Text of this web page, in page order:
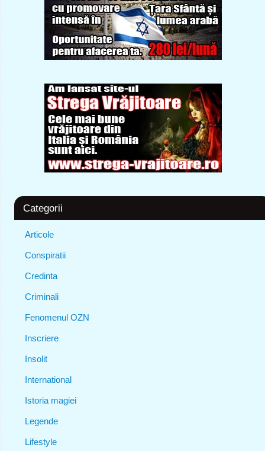
Categorii
Articole
Conspiratii
Credinta
Criminali
Fenomenul OZN
Inscriere
Insolit
International
Istoria magiei
Legende
Lifestyle